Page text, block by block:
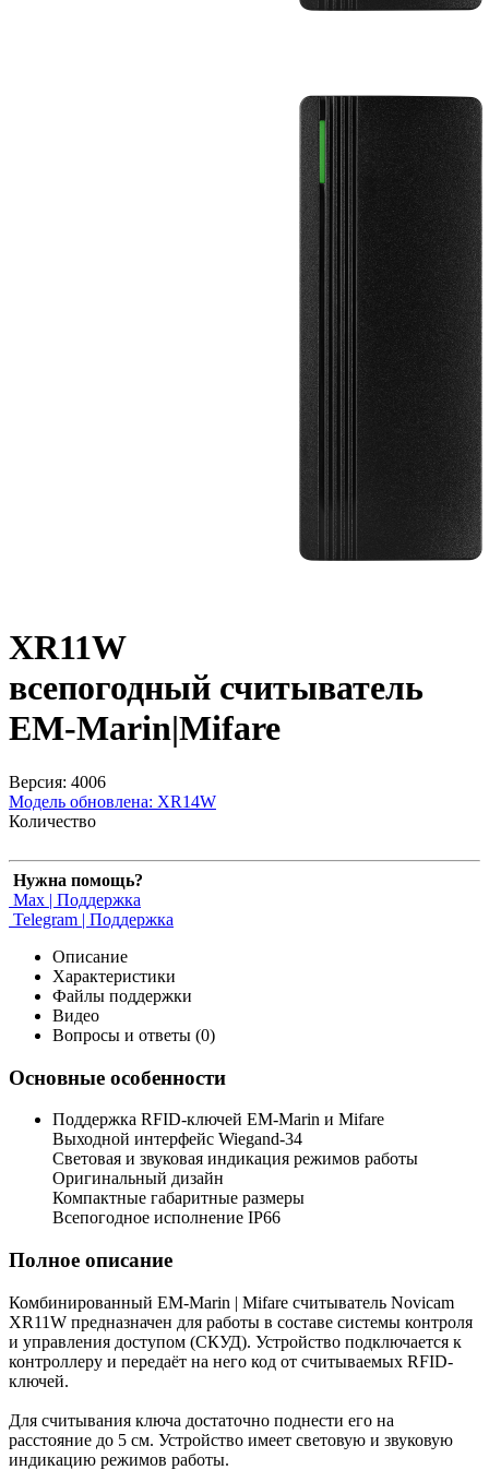
XR11W
всепогодный считыватель
EM-Marin|Mifare
Версия: 4006
Модель обновлена: XR14W
Количество
Нужна помощь?
Max | Поддержка
Telegram | Поддержка
Описание
Характеристики
Файлы поддержки
Видео
Вопросы и ответы (0)
Основные особенности
Поддержка RFID-ключей EM-Marin и Mifare
Выходной интерфейс Wiegand-34
Световая и звуковая индикация режимов работы
Оригинальный дизайн
Компактные габаритные размеры
Всепогодное исполнение IP66
Полное описание
Комбинированный EM-Marin | Mifare cчитыватель Novicam
XR11W предназначен для работы в составе системы контроля
и управления доступом (СКУД). Устройство подключается к
контроллеру и передаёт на него код от считываемых RFID-
ключей.
Для считывания ключа достаточно поднести его на
расстояние до 5 см. Устройство имеет световую и звуковую
индикацию режимов работы.